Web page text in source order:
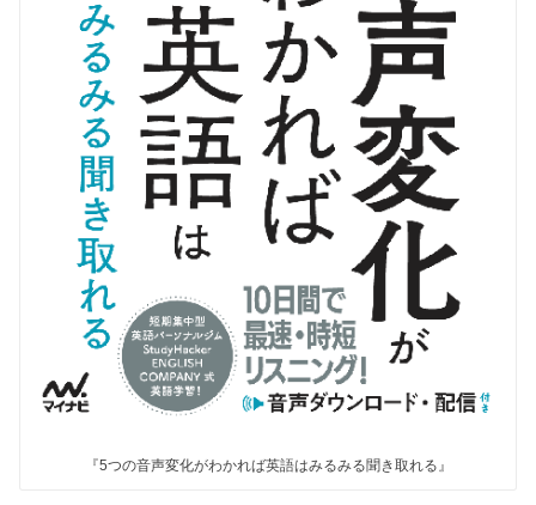
『5つの音声変化がわかれば英語はみるみる聞き取れる』